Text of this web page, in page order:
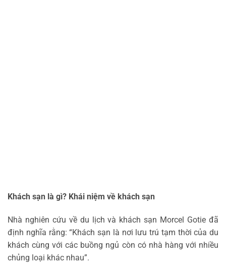
Khách sạn là gì? Khái niệm về khách sạn
Nhà nghiên cứu về du lịch và khách sạn Morcel Gotie đã
định nghĩa rằng: “Khách sạn là nơi lưu trú tạm thời của du
khách cùng với các buồng ngủ còn có nhà hàng với nhiều
chủng loại khác nhau”.